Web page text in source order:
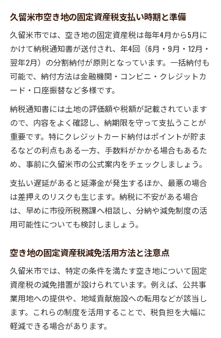
空き地に適用できる久留米市の減免制度と
は
非課税や減額となる空き地の条件を確認し
よう
固定資産税減免申請手続きをスムーズに進
める
空き地所有者が知るべき住民税非課税の制
度
空き地の税減免で家計を守るポイントを伝
授
資産形成に役立つ空き地税金の最新知識
要性
空き地税金の最新制度と活用方法をわかり
やすく
久留米市で資産運用する際の空き地税負担
対策
る方法
空き地所有で押さえるべき資産管理のポイ
ント
空き地の税負担増を防ぐための具体的な手法
久留米市空き地の固定資産税支払い時期と準備
久留米市では、空き地の固定資産税は毎年4月から5月に
かけて納税通知書が送付され、年4回（6月・9月・12月・
翌年2月）の分割納付が原則となっています。一括納付も
可能で、納付方法は金融機関・コンビニ・クレジットカ
ード・口座振替など多様です。
納税通知書には土地の評価額や税額が記載されています
ので、内容をよく確認し、納期限を守って支払うことが
重要です。特にクレジットカード納付はポイントが貯ま
るなどの利点もある一方、手数料がかかる場合もあるた
め、事前に久留米市の公式案内をチェックしましょう。
支払い遅延があると延滞金が発生するほか、最悪の場合
は差押えのリスクも生じます。納税に不安がある場合
は、早めに市役所税務課へ相談し、分納や減免制度の活
用可能性についても検討しましょう。
空き地の固定資産税減免活用方法と注意点
久留米市では、特定の条件を満たす空き地について固定
資産税の減免措置が設けられています。例えば、公共事
業用地への提供や、地域貢献施設への転用などが該当し
ます。これらの制度を活用することで、税負担を大幅に
軽減できる場合があります。